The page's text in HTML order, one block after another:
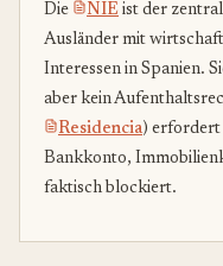
Die NIE ist der
Ausländer mit
Interessen in Spanien.
aber kein
Residencia) erfordert
Bankkonto,
faktisch blockiert.